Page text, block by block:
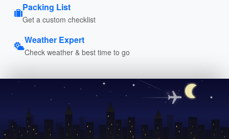
Packing List
Get a custom checklist
Weather Expert
Check weather & best time to go